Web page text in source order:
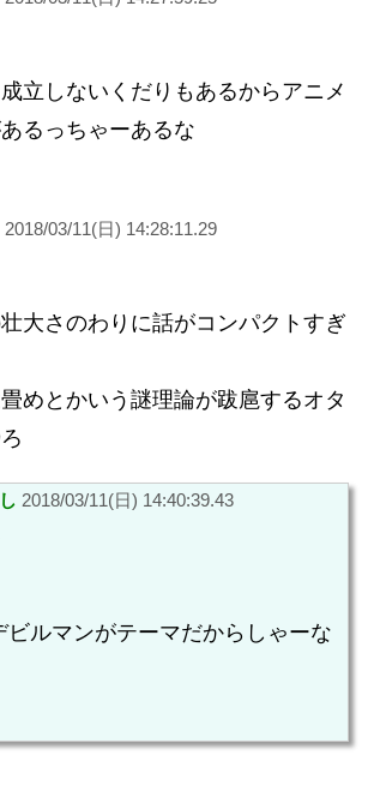
立しないくだりもあるからアニメ
るっちゃーあるな
2018/03/11(日) 14:28:11.29
大さのわりに話がコンパクトすぎ
めとかいう謎理論が跋扈するオタ
2018/03/11(日) 14:40:39.43
ビルマンがテーマだからしゃーな